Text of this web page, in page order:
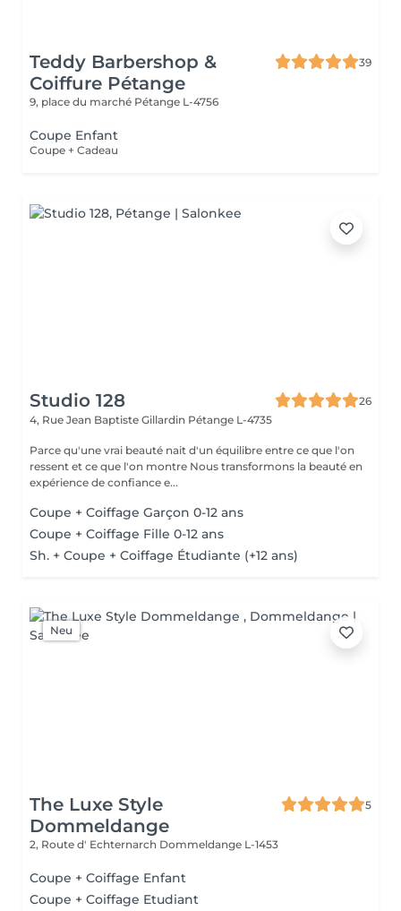
Teddy Barbershop &
Coiffure Pétange
39
9, place du marché Pétange L-4756
Coupe Enfant
Coupe + Cadeau
Studio 128
26
4, Rue Jean Baptiste Gillardin Pétange L-4735
Parce qu'une vrai beauté nait d'un équilibre entre ce que l'on
ressent et ce que l'on montre Nous transformons la beauté en
expérience de confiance e...
Coupe + Coiffage Garçon 0-12 ans
Coupe + Coiffage Fille 0-12 ans
Sh. + Coupe + Coiffage Étudiante (+12 ans)
Neu
The Luxe Style
Dommeldange
5
2, Route d' Echternarch Dommeldange L-1453
Coupe + Coiffage Enfant
Coupe + Coiffage Etudiant